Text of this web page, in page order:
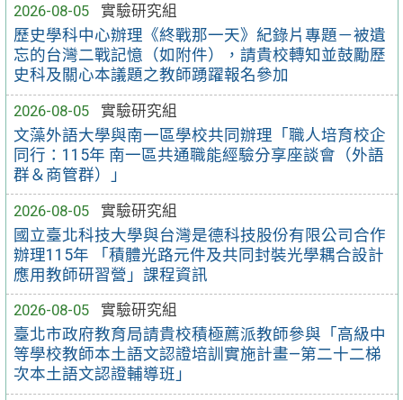
2026-08-05
實驗研究組
歷史學科中心辦理《終戰那一天》紀錄片專題－被遺
忘的台灣二戰記憶（如附件），請貴校轉知並鼓勵歷
史科及關心本議題之教師踴躍報名參加
2026-08-05
實驗研究組
文藻外語大學與南一區學校共同辦理「職人培育校企
同行：115年 南一區共通職能經驗分享座談會（外語
群＆商管群）」
2026-08-05
實驗研究組
國立臺北科技大學與台灣是德科技股份有限公司合作
辦理115年 「積體光路元件及共同封裝光學耦合設計
應用教師研習營」課程資訊
2026-08-05
實驗研究組
臺北市政府教育局請貴校積極薦派教師參與「高級中
等學校教師本土語文認證培訓實施計畫—第二十二梯
次本土語文認證輔導班」